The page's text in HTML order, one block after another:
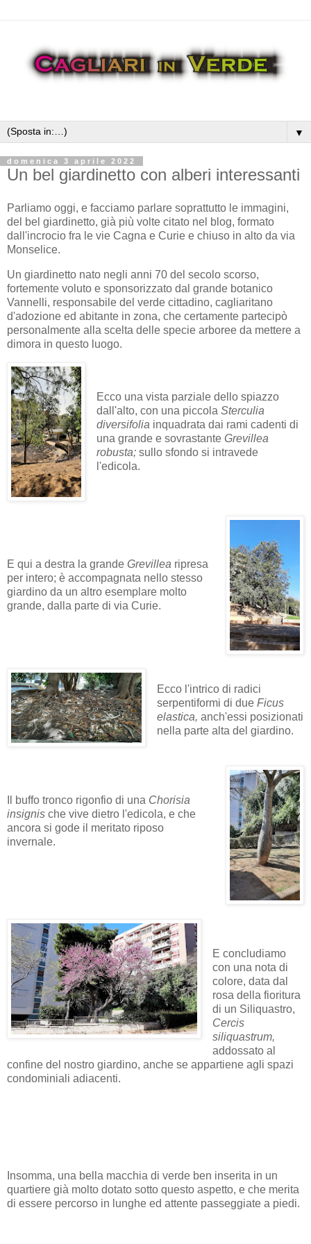
▼
domenica 3 aprile 2022
Un bel giardinetto con alberi interessanti
Parliamo oggi, e facciamo parlare soprattutto le immagini,
del bel giardinetto, già più volte citato nel blog, formato
dall'incrocio fra le vie Cagna e Curie e chiuso in alto da via
Monselice.
Un giardinetto nato negli anni 70 del secolo scorso,
fortemente voluto e sponsorizzato dal grande botanico
Vannelli, responsabile del verde cittadino, cagliaritano
d'adozione ed abitante in zona, che certamente partecipò
personalmente alla scelta delle specie arboree da mettere a
dimora in questo luogo.
Ecco una vista parziale dello spiazzo
dall'alto, con una piccola Sterculia
diversifolia inquadrata dai rami cadenti di
una grande e sovrastante Grevillea
robusta; sullo sfondo si intravede
l'edicola.
E qui a destra la grande Grevillea ripresa
per intero; è accompagnata nello stesso
giardino da un altro esemplare molto
grande, dalla parte di via Curie.
Ecco l'intrico di radici
serpentiformi di due Ficus
elastica, anch'essi posizionati
nella parte alta del giardino.
Il buffo tronco rigonfio di una Chorisia
insignis che vive dietro l'edicola, e che
ancora si gode il meritato riposo
invernale.
E concludiamo
con una nota di
colore, data dal
rosa della fioritura
di un Siliquastro,
Cercis
siliquastrum,
addossato al
confine del nostro giardino, anche se appartiene agli spazi
condominiali adiacenti.
Insomma, una bella macchia di verde ben inserita in un
quartiere già molto dotato sotto questo aspetto, e che merita
di essere percorso in lunghe ed attente passeggiate a piedi.